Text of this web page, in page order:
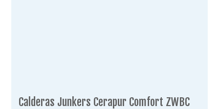
Calderas Junkers Cerapur Comfort ZWBC